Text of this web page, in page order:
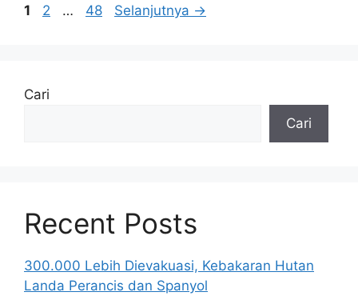
Halaman
1 Halaman
2 … Halaman
48 Selanjutnya →
Cari
Cari
Recent Posts
300.000 Lebih Dievakuasi, Kebakaran Hutan
Landa Perancis dan Spanyol